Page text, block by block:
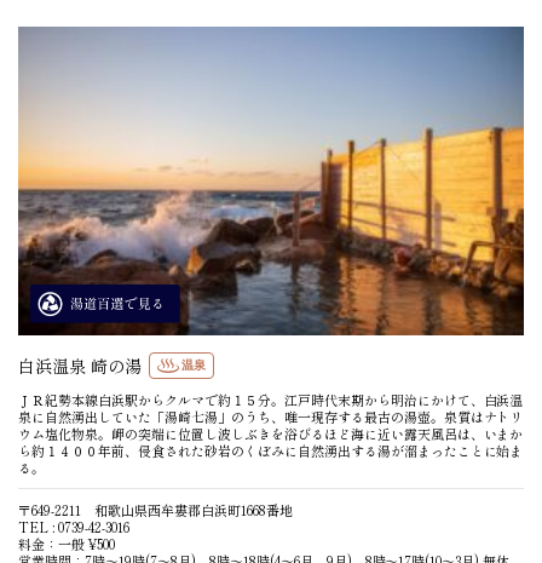
白浜温泉 崎の湯 温泉
ＪＲ紀勢本線白浜駅からクルマで約１５分。江戸時代末期から明治にかけて、白浜温
泉に自然湧出していた「湯崎七湯」のうち、唯一現存する最古の湯壺。泉質はナトリ
ウム塩化物泉。岬の突端に位置し波しぶきを浴びるほど海に近い露天風呂は、いまか
ら約１４００年前、侵食された砂岩のくぼみに自然湧出する湯が溜まったことに始ま
る。
〒649-2211 和歌山県西牟婁郡白浜町1668番地
TEL : 0739-42-3016
料金：一般 ¥500